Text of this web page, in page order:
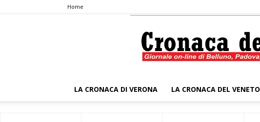
Home
LA CRONACA DI VERONA LA CRONACA DEL VENETO